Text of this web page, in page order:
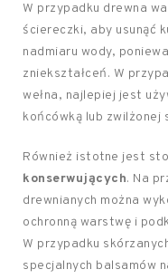
W przypadku drewna
ściereczki, aby usunąć
nadmiaru wody,
zniekształceń. W
wełna, najlepiej jest
końcówką lub zwilżonej
Również istotne jest
konserwujących. Na
drewnianych można
ochronną warstwę i
W przypadku
specjalnych balsamów